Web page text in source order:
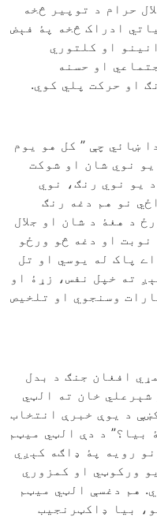
حرام د توپير څخه
ادراک څخه پۀ فېض
او کلتوري
او حسنه
او حرکت پلي کوي.
ښائي چې ” کل هو يوم
نوي شان او شوکت
يو نوي رنګ، نوي
نو هم دغه رنګ
د هغۀ د شان او جلال
او دغه څو ورځو
پاک له يوسي او تل
ته خپل نفس، زړۀ او
وسنجوي او تلخيص
د لمړي افغان جنګ د بدل
خان ته الټي
د يوې خبرې انتخاب
بيا؟” د دې الټي ميټم
رويه پۀ ډاګه کېږي
ورکوټي او کمزوري
هم دغسې الټي ميټم
بيا ډاکټرنجيب